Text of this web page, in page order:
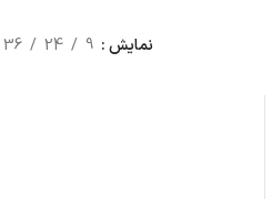
نمایش 9
24
36